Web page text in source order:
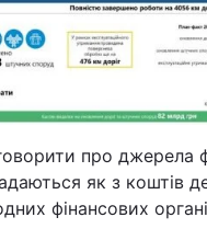
про джерела
як з коштів
фінансових